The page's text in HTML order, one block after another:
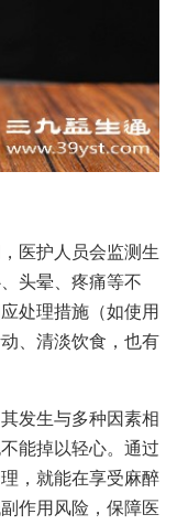
医护人员会监测生
头晕、疼痛等不
处理措施（如使用
、清淡饮食，也有
发生与多种因素相
能掉以轻心。通过
，就能在享受麻醉
作用风险，保障医